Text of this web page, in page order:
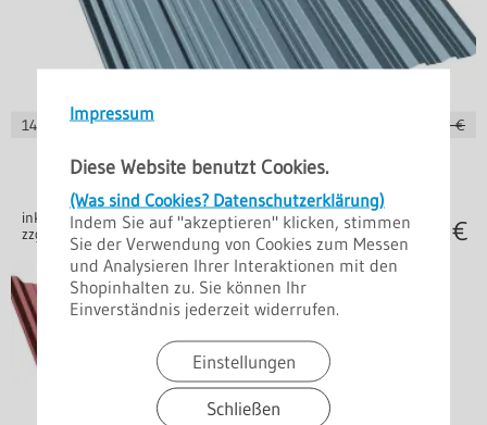
Impressum
Diese Website benutzt Cookies.
(Was sind Cookies? Datenschutzerklärung)
Indem Sie auf "akzeptieren" klicken, stimmen
Sie der Verwendung von Cookies zum Messen
und Analysieren Ihrer Interaktionen mit den
Shopinhalten zu. Sie können Ihr
Einverständnis jederzeit widerrufen.
Einstellungen
Schließen
14,36 € je m² 26,55 €
Trapezprofil T18 DR 25 µm
Sonderaktion verlängert
inkl. 19% MwSt.
zzgl. Versand
15,80 €